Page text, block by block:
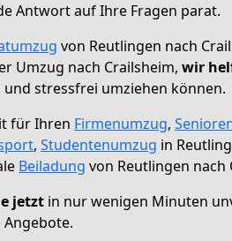
Antwort auf Ihre Fragen parat.
von Reutlingen nach
Umzug nach Crailsheim, wir
stressfrei umziehen können.
für Ihren Firmenumzug,
, Studentenumzug in
Beiladung von Reutlingen nach
jetzt in nur wenigen Minuten